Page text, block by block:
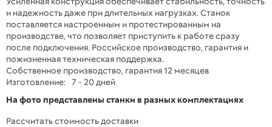
и надежность даже при длительных нагрузках. Станок
поставляется настроенным и протестированным на
производстве, что позволяет приступить к работе сразу
после подключения. Российское производство, гарантия и
пожизненная техническая поддержка.
Собственное производство, гарантия 12 месяцев
Изготовление: 7 - 20 дней
На фото представлены станки в разных комплектациях
Рассчитать стоимость доставки